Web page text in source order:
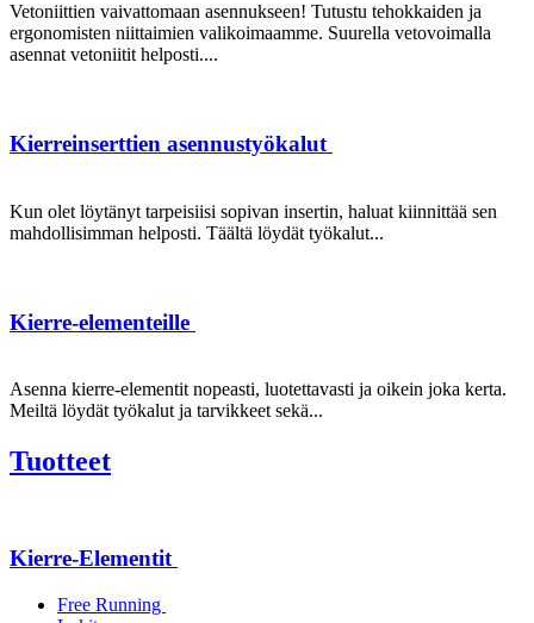
Vetoniittien vaivattomaan asennukseen! Tutustu tehokkaiden ja
ergonomisten niittaimien valikoimaamme. Suurella vetovoimalla
asennat vetoniitit helposti....
Kierreinserttien asennustyökalut
Kun olet löytänyt tarpeisiisi sopivan insertin, haluat kiinnittää sen
mahdollisimman helposti. Täältä löydät työkalut...
Kierre-elementeille
Asenna kierre-elementit nopeasti, luotettavasti ja oikein joka kerta.
Meiltä löydät työkalut ja tarvikkeet sekä...
Tuotteet
Kierre-Elementit
Free Running